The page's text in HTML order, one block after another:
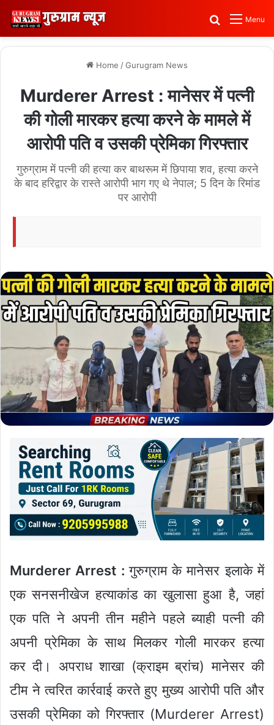
Menu
Search for
Home /Gurugram News
Murderer Arrest : मानेसर में पत्नी
की गोली मारकर हत्या करने के मामले में
आरोपी पति व उसकी प्रेमिका गिरफ्तार
गुरुग्राम में पत्नी की हत्या कर बाथरूम में छिपाया शव, हत्या करने
के बाद हरिद्वार के रास्ते आरोपी भाग गए थे नेपाल; 5 दिन के रिमांड
पर आरोपी
Murderer Arrest :गुरुग्राम के मानेसर इलाके में
एक सनसनीखेज हत्याकांड का खुलासा हुआ है, जहां
एक पति ने अपनी तीन महीने पहले ब्याही पत्नी की
अपनी प्रेमिका के साथ मिलकर गोली मारकर हत्या
कर दी। अपराध शाखा (क्राइम ब्रांच) मानेसर की
टीम ने त्वरित कार्रवाई करते हुए मुख्य आरोपी पति और
उसकी प्रेमिका को गिरफ्तार (Murderer Arrest)